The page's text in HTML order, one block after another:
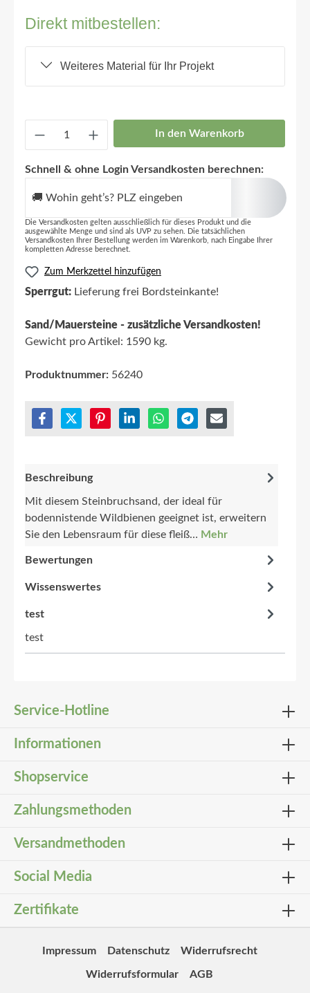
Direkt mitbestellen:
Weiteres Material für Ihr Projekt
In den Warenkorb
Schnell & ohne Login Versandkosten berechnen:
🚚 Wohin geht’s? PLZ eingeben
Die Versandkosten gelten ausschließlich für dieses Produkt und die
ausgewählte Menge und sind als UVP zu sehen. Die tatsächlichen
Versandkosten Ihrer Bestellung werden im Warenkorb, nach Eingabe Ihrer
kompletten Adresse berechnet.
Zum Merkzettel hinzufügen
Sperrgut: Lieferung frei Bordsteinkante!
Sand/Mauersteine - zusätzliche Versandkosten!
Gewicht pro Artikel: 1590 kg.
Produktnummer: 56240
Beschreibung
Mit diesem Steinbruchsand, der ideal für
bodennistende Wildbienen geeignet ist, erweitern
Sie den Lebensraum für diese fleiß… Mehr
Bewertungen
Wissenswertes
test
test
Service-Hotline
Informationen
Shopservice
Zahlungsmethoden
Versandmethoden
Social Media
Zertifikate
Impressum Datenschutz Widerrufsrecht
Widerrufsformular AGB